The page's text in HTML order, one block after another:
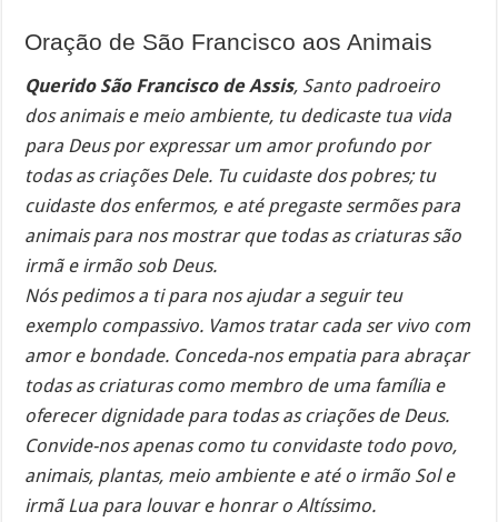
Oração de São Francisco aos Animais
Querido São Francisco de Assis, Santo padroeiro
dos animais e meio ambiente, tu dedicaste tua vida
para Deus por expressar um amor profundo por
todas as criações Dele. Tu cuidaste dos pobres; tu
cuidaste dos enfermos, e até pregaste sermões para
animais para nos mostrar que todas as criaturas são
irmã e irmão sob Deus.
Nós pedimos a ti para nos ajudar a seguir teu
exemplo compassivo. Vamos tratar cada ser vivo com
amor e bondade. Conceda-nos empatia para abraçar
todas as criaturas como membro de uma família e
oferecer dignidade para todas as criações de Deus.
Convide-nos apenas como tu convidaste todo povo,
animais, plantas, meio ambiente e até o irmão Sol e
irmã Lua para louvar e honrar o Altíssimo.